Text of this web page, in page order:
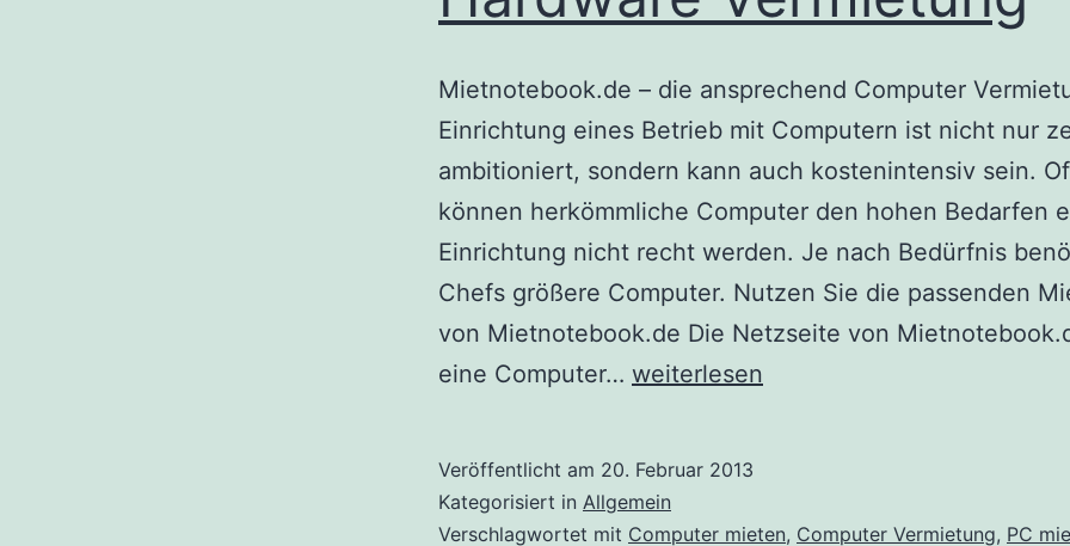
Mietnotebook.de – die ansprechend Computer
Einrichtung eines Betrieb mit Computern ist nicht nur
ambitioniert, sondern kann auch kostenintensiv sein.
können herkömmliche Computer den hohen Bedarfen
Einrichtung nicht recht werden. Je nach Bedürfnis
Chefs größere Computer. Nutzen Sie die passenden
von Mietnotebook.de Die Netzseite von
eine Computer… Computer
gemacht
–
weiterlesen
Veröffentlicht am 20. Februar 2013
Kategorisiert in Allgemein
Verschlagwortet mit Computer mieten, Computer Vermietung, PC